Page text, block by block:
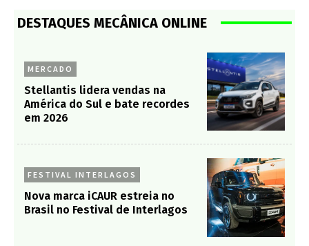
DESTAQUES MECÂNICA ONLINE
MERCADO
Stellantis lidera vendas na
América do Sul e bate recordes
em 2026
FESTIVAL INTERLAGOS
Nova marca iCAUR estreia no
Brasil no Festival de Interlagos